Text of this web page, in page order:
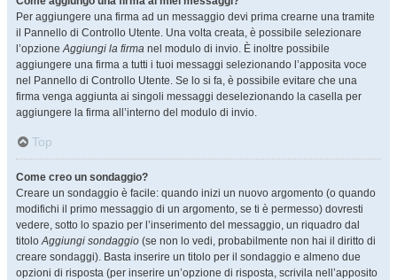
Per aggiungere una firma ad un messaggio devi prima crearne una tramite
il Pannello di Controllo Utente. Una volta creata, è possibile selezionare
l’opzioneAggiungi la firma nel modulo di invio. È inoltre possibile
aggiungere una firma a tutti i tuoi messaggi selezionando l’apposita voce
nel Pannello di Controllo Utente. Se lo si fa, è possibile evitare che una
firma venga aggiunta ai singoli messaggi deselezionando la casella per
aggiungere la firma all’interno del modulo di invio.
Top
Come creo un sondaggio?
Creare un sondaggio è facile: quando inizi un nuovo argomento (o quando
modifichi il primo messaggio di un argomento, se ti è permesso) dovresti
vedere, sotto lo spazio per l’inserimento del messaggio, un riquadro dal
titoloAggiungi sondaggio (se non lo vedi, probabilmente non hai il diritto di
creare sondaggi). Basta inserire un titolo per il sondaggio e almeno due
opzioni di risposta (per inserire un’opzione di risposta, scrivila nell’apposito